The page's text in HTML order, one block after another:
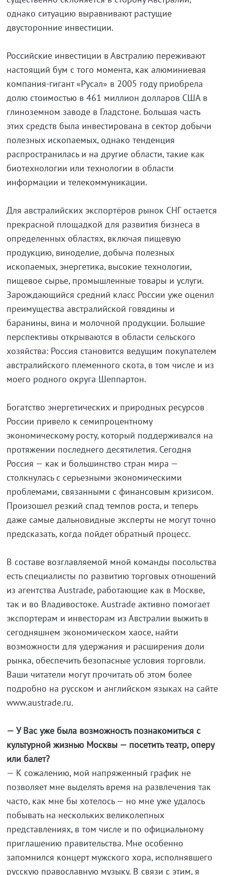
однако ситуацию выравнивают растущие
двусторонние инвестиции.
Российские инвестиции в Австралию переживают
настоящий бум с того момента, как алюминиевая
компания-гигант «Русал» в 2005 году приобрела
долю стоимостью в 461 миллион долларов США в
глиноземном заводе в Гладстоне. Большая часть
этих средств была инвестирована в сектор добычи
полезных ископаемых, однако тенденция
распространилась и на другие области, такие как
биотехнологии или технологии в области
информации и телекоммуникации.
Для австралийских экспортёров рынок СНГ остается
прекрасной площадкой для развития бизнеса в
определенных областях, включая пищевую
продукцию, виноделие, добыча полезных
ископаемых, энергетика, высокие технологии,
пищевое сырье, промышленные товары и услуги.
Зарождающийся средний класс России уже оценил
преимущества австралийской говядины и
баранины, вина и молочной продукции. Большие
перспективы открываются в области сельского
хозяйства: Россия становится ведущим покупателем
австралийского племенного скота, в том числе и из
моего родного округа Шеппартон.
Богатство энергетических и природных ресурсов
России привело к семипроцентному
экономическому росту, который поддерживался на
протяжении последнего десятилетия. Сегодня
Россия — как и большинство стран мира —
столкнулась с серьезными экономическими
проблемами, связанными с финансовым кризисом.
Произошел резкий спад темпов роста, и теперь
даже самые дальновидные эксперты не могут точно
предсказать, когда пойдет обратный процесс.
В составе возглавляемой мной команды посольства
есть специалисты по развитию торговых отношений
из агентства Austrade, работающие как в Москве,
так и во Владивостоке. Austrade активно помогает
экспортерам и инвесторам из Австралии выжить в
сегодняшнем экономическом хаосе, найти
возможности для удержания и расширения доли
рынка, обеспечить безопасные условия торговли.
Ваши читатели могут прочитать об этом более
подробно на русском и английском языках на сайте
www.austrade.ru.
— У Вас уже была возможность познакомиться с
культурной жизнью Москвы — посетить театр, оперу
или балет?
— К сожалению, мой напряженный график не
позволяет мне выделять время на развлечения так
часто, как мне бы хотелось — но мне уже удалось
побывать на нескольких великолепных
представлениях, в том числе и по официальному
приглашению правительства. Мне особенно
запомнился концерт мужского хора, исполнявшего
русскую православную музыку. В связи с этим, я